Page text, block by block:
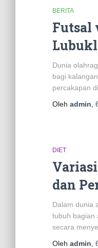
BERITA
Futsal
Dunia
bagi
percakapan
Oleh admin
DIET
dan
Dalam dunia
tubuh bagian
secara
Oleh admin